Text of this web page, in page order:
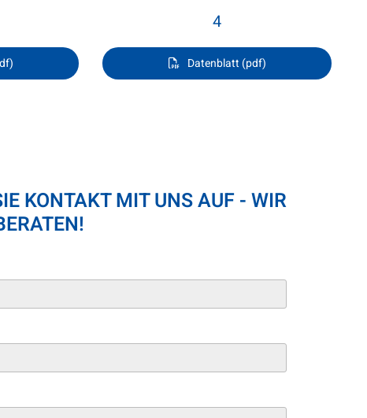
4
Datenblatt (pdf)
KONTAKT MIT UNS AUF - WIR